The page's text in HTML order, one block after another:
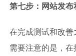
第七步：网站发布
在完成测试和改善
需要注意的是，